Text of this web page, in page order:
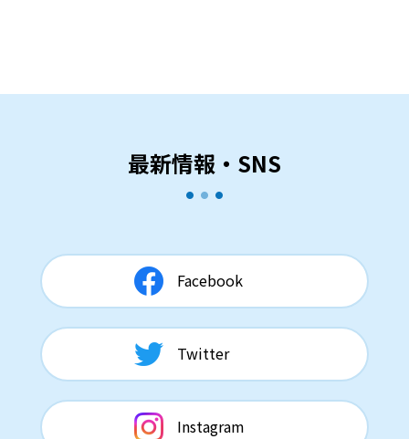
最新情報・SNS
Facebook
Twitter
Instagram